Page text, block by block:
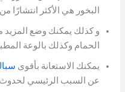
البخور هي الأكثر انتشارًا
و كذلك يمكنك وضع المزيد
الحمام وكذلك بالوعة
يمكنك الاستعانة بأقوى
عن السبب الرئيسي لحدوث